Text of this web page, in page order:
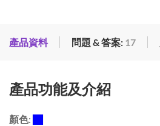
產品資料 問題 & 答案: 17
產品功能及介紹
顏色: